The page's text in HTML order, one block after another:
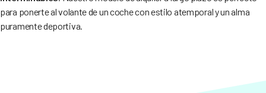
para ponerte al volante de un coche con estilo atemporal y un alma
puramente deportiva.